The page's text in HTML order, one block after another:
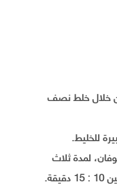
خلال خلط نصف
للخليط.
لمدة ثلاث